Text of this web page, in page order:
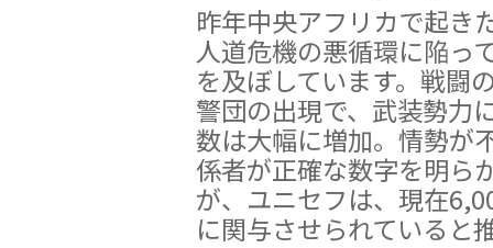
昨年中央アフリカで起き
人道危機の悪循環に陥っ
を及ぼしています。戦闘
警団の出現で、武装勢力
数は大幅に増加。情勢が
係者が正確な数字を明ら
が、ユニセフは、現在
に関与させられていると